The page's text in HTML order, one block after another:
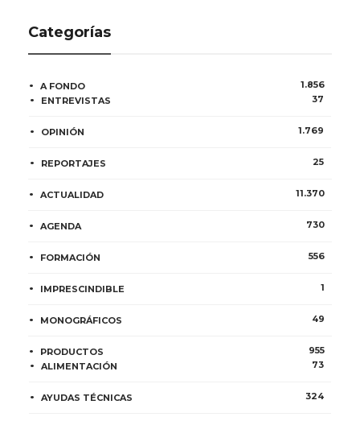
Categorías
A FONDO
1.856
ENTREVISTAS
37
OPINIÓN 1.769
REPORTAJES 25
ACTUALIDAD 11.370
AGENDA 730
FORMACIÓN 556
IMPRESCINDIBLE 1
MONOGRÁFICOS 49
PRODUCTOS
955
ALIMENTACIÓN
73
AYUDAS TÉCNICAS 324